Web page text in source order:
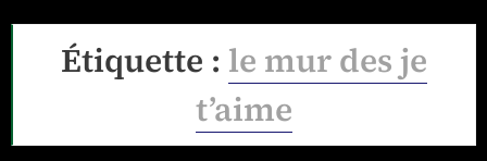
Étiquette : le mur des je
t’aime